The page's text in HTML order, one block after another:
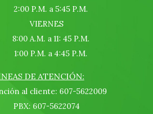
2:00 P.M. a 5:45 P.M.
VIERNES
8:00 A.M. a 11: 45 P.M.
1:00 P.M. a 4:45 P.M.
DE ATENCIÓN:
al cliente: 607-5622009
PBX: 607-5622074